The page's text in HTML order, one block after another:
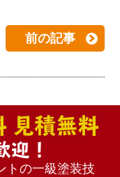
前の記事
見積無料
！
トの一級塗装技